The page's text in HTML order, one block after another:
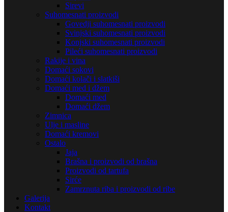
Sirevi
Suhomesnati proizvodi
Govedji suhomesnati proizvodi
Svinjski suhomesnati proizvodi
Konjski suhomesnati proizvodi
Pileći suhomesnati proizvodi
Rakije i vina
Domaći sokovi
Domaći kolači i slatkiši
Domaći med i džem
Domaći med
Domaći džem
Zimnica
Ulje i masline
Domaći kremovi
Ostalo
Jaja
Brašna i proizvodi od brašna
Proizvodi od tartufa
Sirće
Zamrznuta riba i proizvodi od ribe
Galerija
Kontakt